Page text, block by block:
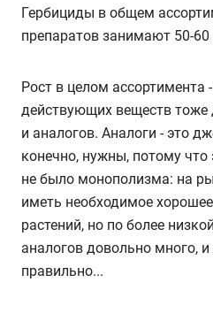
Гербициды в общем
препаратов занимают 50-60
Рост в целом ассортимента
действующих веществ тоже
и аналогов. Аналоги - это
конечно, нужны, потому что
не было монополизма: на
иметь необходимое
растений, но по более
аналогов довольно много, и
правильно...